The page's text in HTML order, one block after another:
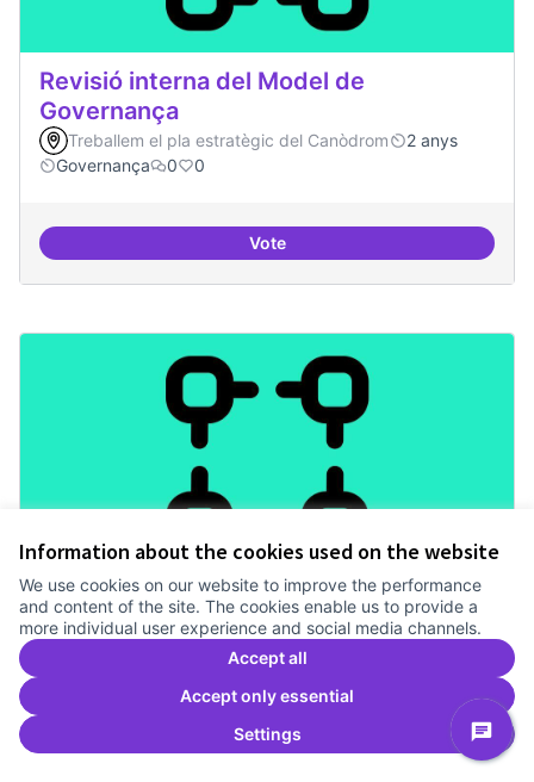
Information about the cookies used on the website
We use cookies on our website to improve the performance
and content of the site. The cookies enable us to provide a
more individual user experience and social media channels.
Accept all
Accept only essential
Settings
Revisió interna del Model de
Governança
Treballem el pla estratègic del Canòdrom
2 anys
Governança
0 0
VoteRevisió interna del Model de
Mecanismes de gpvernança
compartits
Treballem el pla estratègic del Canòdrom
0